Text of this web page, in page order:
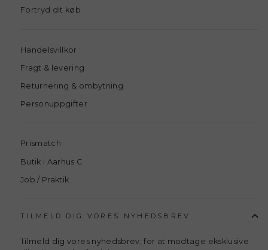
Fortryd dit køb
Handelsvillkor
Fragt & levering
Returnering & ombytning
Personuppgifter
Prismatch
Butik i Aarhus C
Job / Praktik
TILMELD DIG VORES NYHEDSBREV
Tilmeld dig vores nyhedsbrev, for at modtage eksklusive